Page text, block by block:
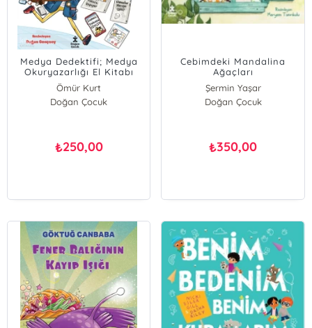
Medya Dedektifi; Medya
Okuryazarlığı El Kitabı
Ömür Kurt
Doğan Çocuk
₺250,00
Cebimdeki Mandalina
Ağaçları
Şermin Yaşar
Doğan Çocuk
₺350,00